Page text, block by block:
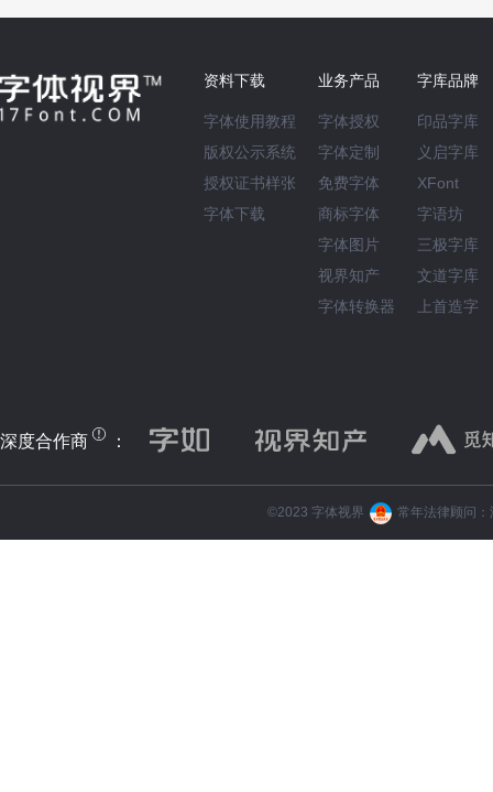
资料下载
字体使用教程
版权公示系统
授权证书样张
字体下载
业务产品
字体授权
字体定制
免费字体
商标字体
字体图片
视界知产
字体转换器
字库品牌
印品字库
义启字库
XFont
字语坊
三极字库
文道字库
上首造字
深度合作商 ：
©️2023 字体视界 常年法律顾问